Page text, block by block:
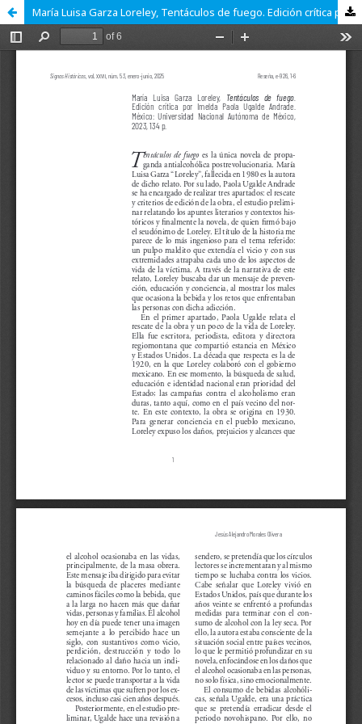
María Luisa Garza Loreley, Tentáculos de fuego. Edición crítica por Imelda Paola Ugalde Andrade. México: Universidad Nacional Autónoma de México, 2023, 134 p.